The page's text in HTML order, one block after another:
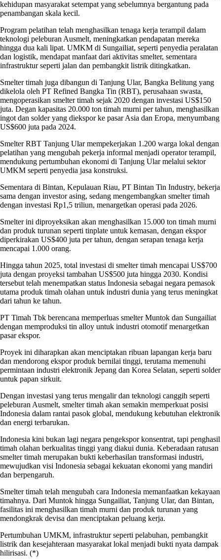
kehidupan masyarakat setempat yang sebelumnya bergantung pada
penambangan skala kecil.
Program pelatihan telah menghasilkan tenaga kerja terampil dalam
teknologi peleburan Ausmelt, meningkatkan pendapatan mereka
hingga dua kali lipat. UMKM di Sungailiat, seperti penyedia peralatan
dan logistik, mendapat manfaat dari aktivitas smelter, sementara
infrastruktur seperti jalan dan pembangkit listrik ditingkatkan.
Smelter timah juga dibangun di Tanjung Ular, Bangka Belitung yang
dikelola oleh PT Refined Bangka Tin (RBT), perusahaan swasta,
mengoperasikan smelter timah sejak 2020 dengan investasi US$150
juta. Degan kapasitas 20.000 ton timah murni per tahun, menghasilkan
ingot dan solder yang diekspor ke pasar Asia dan Eropa, menyumbang
US$600 juta pada 2024.
Smelter RBT Tanjung Ular mempekerjakan 1.200 warga lokal dengan
pelatihan yang mengubah pekerja informal menjadi operator terampil,
mendukung pertumbuhan ekonomi di Tanjung Ular melalui sektor
UMKM seperti penyedia jasa konstruksi.
Sementara di Bintan, Kepulauan Riau, PT Bintan Tin Industry, bekerja
sama dengan investor asing, sedang mengembangkan smelter timah
dengan investasi Rp1,5 triliun, menargetkan operasi pada 2026.
Smelter ini diproyeksikan akan menghasilkan 15.000 ton timah murni
dan produk turunan seperti tinplate untuk kemasan, dengan ekspor
diperkirakan US$400 juta per tahun, dengan serapan tenaga kerja
mencapai 1.000 orang.
Hingga tahun 2025, total investasi di smelter timah mencapai US$700
juta dengan proyeksi tambahan US$500 juta hingga 2030. Kondisi
tersebut telah menempatkan status Indonesia sebagai negara pemasok
utama produk timah olahan untuk industri dunia yang terus meningkat
dari tahun ke tahun.
PT Timah Tbk berencana memperluas smelter Muntok dan Sungailiat
dengan memproduksi tin alloy untuk industri otomotif menargetkan
pasar ekspor.
Proyek ini diharapkan akan menciptakan ribuan lapangan kerja baru
dan mendorong ekspor produk bernilai tinggi, terutama memenuhi
permintaan industri elektronik Jepang dan Korea Selatan, seperti solder
untuk papan sirkuit.
Dengan investasi yang terus mengalir dan teknologi canggih seperti
peleburan Ausmelt, smelter timah akan semakin memperkuat posisi
Indonesia dalam rantai pasok global, mendukung kebutuhan elektronik
dan energi terbarukan.
Indonesia kini bukan lagi negara pengekspor konsentrat, tapi penghasil
timah olahan berkualitas tinggi yang diakui dunia. Keberadaan ratusan
smelter timah merupakan bukti keberhasilan transformasi industri,
mewujudkan visi Indonesia sebagai kekuatan ekonomi yang mandiri
dan berpengaruh.
Smelter timah telah mengubah cara Indonesia memanfaatkan kekayaan
timahnya. Dari Muntok hingga Sungailiat, Tanjung Ular, dan Bintan,
fasilitas ini menghasilkan timah murni dan produk turunan yang
mendongkrak devisa dan menciptakan peluang kerja.
Pertumbuhan UMKM, infrastruktur seperti pelabuhan, pembangkit
listrik dan kesejahteraan masyarakat lokal menjadi bukti nyata dampak
hilirisasi. (*)